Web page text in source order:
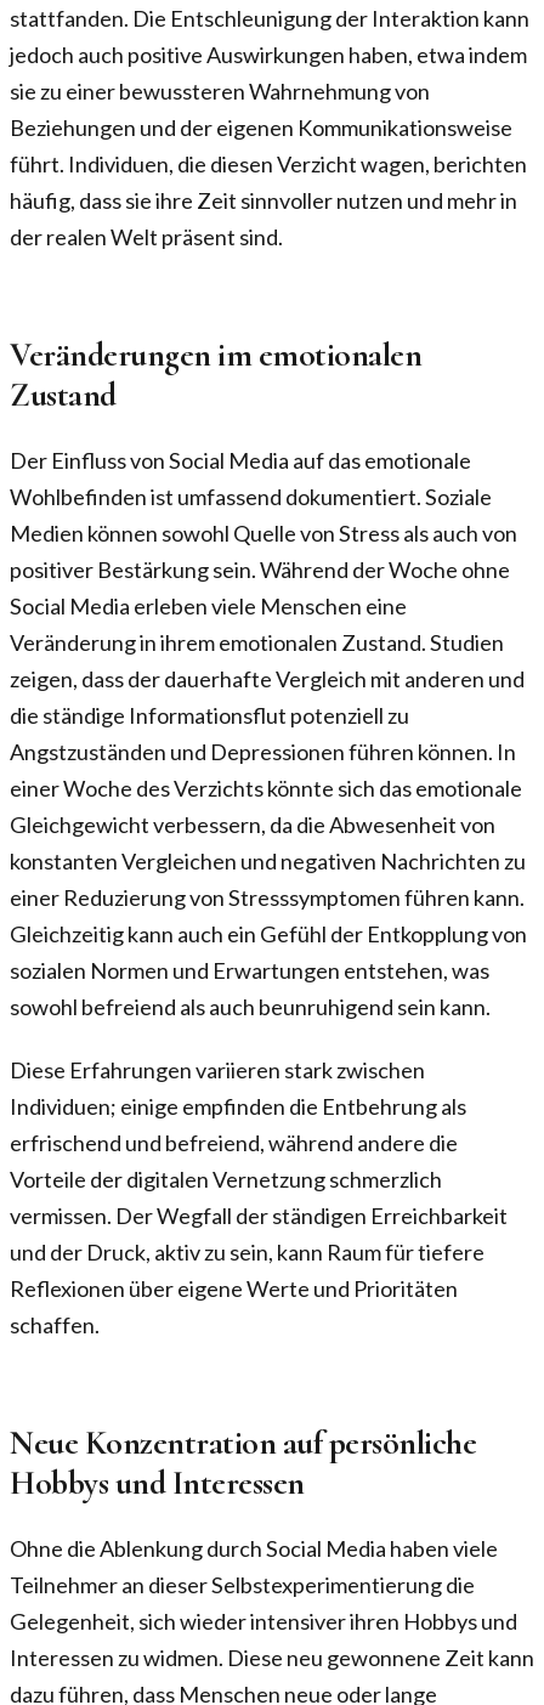
stattfanden. Die Entschleunigung der Interaktion kann
jedoch auch positive Auswirkungen haben, etwa indem
sie zu einer bewussteren Wahrnehmung von
Beziehungen und der eigenen Kommunikationsweise
führt. Individuen, die diesen Verzicht wagen, berichten
häufig, dass sie ihre Zeit sinnvoller nutzen und mehr in
der realen Welt präsent sind.
Veränderungen im emotionalen
Zustand
Der Einfluss von Social Media auf das emotionale
Wohlbefinden ist umfassend dokumentiert. Soziale
Medien können sowohl Quelle von Stress als auch von
positiver Bestärkung sein. Während der Woche ohne
Social Media erleben viele Menschen eine
Veränderung in ihrem emotionalen Zustand. Studien
zeigen, dass der dauerhafte Vergleich mit anderen und
die ständige Informationsflut potenziell zu
Angstzuständen und Depressionen führen können. In
einer Woche des Verzichts könnte sich das emotionale
Gleichgewicht verbessern, da die Abwesenheit von
konstanten Vergleichen und negativen Nachrichten zu
einer Reduzierung von Stresssymptomen führen kann.
Gleichzeitig kann auch ein Gefühl der Entkopplung von
sozialen Normen und Erwartungen entstehen, was
sowohl befreiend als auch beunruhigend sein kann.
Diese Erfahrungen variieren stark zwischen
Individuen; einige empfinden die Entbehrung als
erfrischend und befreiend, während andere die
Vorteile der digitalen Vernetzung schmerzlich
vermissen. Der Wegfall der ständigen Erreichbarkeit
und der Druck, aktiv zu sein, kann Raum für tiefere
Reflexionen über eigene Werte und Prioritäten
schaffen.
Neue Konzentration auf persönliche
Hobbys und Interessen
Ohne die Ablenkung durch Social Media haben viele
Teilnehmer an dieser Selbstexperimentierung die
Gelegenheit, sich wieder intensiver ihren Hobbys und
Interessen zu widmen. Diese neu gewonnene Zeit kann
dazu führen, dass Menschen neue oder lange